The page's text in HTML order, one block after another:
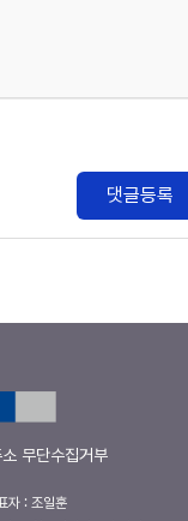
댓글등록
무단수집거부
자 : 조일훈